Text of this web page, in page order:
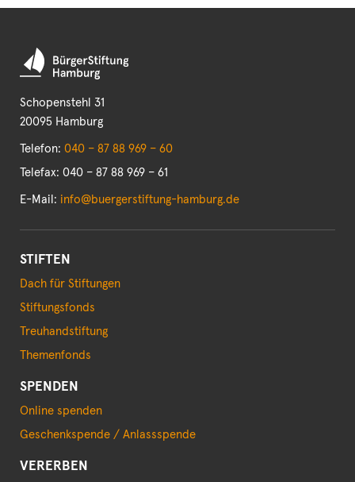
Schopenstehl 31
20095 Hamburg
Telefon: 040 – 87 88 969 – 60
Telefax: 040 – 87 88 969 – 61
E-Mail: info@buergerstiftung-hamburg.de
STIFTEN
Dach für Stiftungen
Stiftungsfonds
Treuhandstiftung
Themenfonds
SPENDEN
Online spenden
Geschenkspende / Anlassspende
VERERBEN